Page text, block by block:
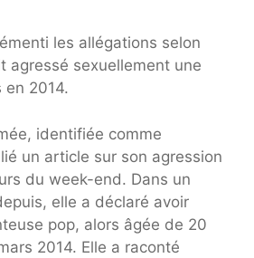
les allégations selon
agressé sexuellement une
en 2014.
identifiée comme
un article sur son agression
du week-end. Dans un
elle a déclaré avoir
pop, alors âgée de 20
2014. Elle a raconté